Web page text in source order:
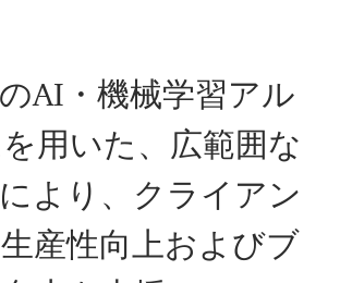
AI・機械学習アル
用いた、広範囲な
より、クライアン
産性向上およびブ